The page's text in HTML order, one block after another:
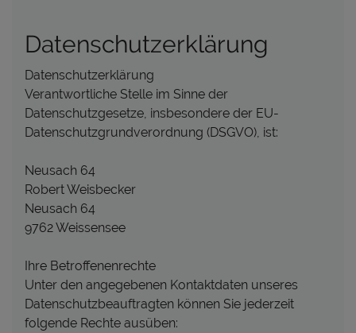
Datenschutzerklärung
Datenschutzerklärung
Verantwortliche Stelle im Sinne der
Datenschutzgesetze, insbesondere der EU-
Datenschutzgrundverordnung (DSGVO), ist:
Neusach 64
Robert Weisbecker
Neusach 64
9762 Weissensee
Ihre Betroffenenrechte
Unter den angegebenen Kontaktdaten unseres
Datenschutzbeauftragten können Sie jederzeit
folgende Rechte ausüben: